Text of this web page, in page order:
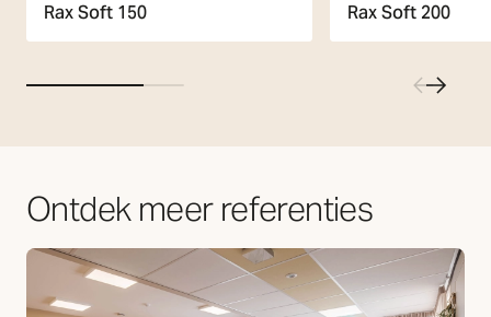
Rax Soft 150 Rax Soft 200
Ontdek meer referenties